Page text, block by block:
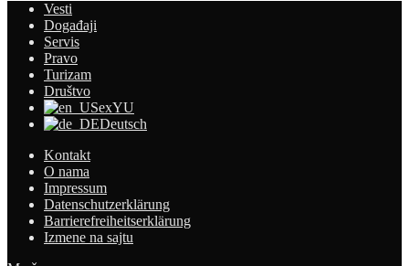
Vesti
Događaji
Servis
Pravo
Turizam
Društvo
exYU
Deutsch
Kontakt
O nama
Impressum
Datenschutzerklärung
Barrierefreiheitserklärung
Izmene na sajtu